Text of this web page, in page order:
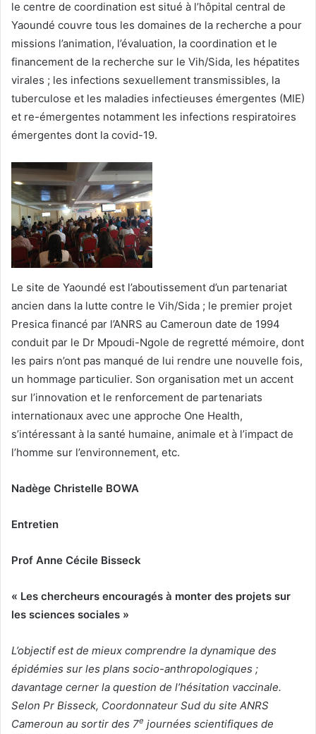
le centre de coordination est situé à l’hôpital central de
Yaoundé couvre tous les domaines de la recherche a pour
missions l’animation, l’évaluation, la coordination et le
financement de la recherche sur le Vih/Sida, les hépatites
virales ; les infections sexuellement transmissibles, la
tuberculose et les maladies infectieuses émergentes (MIE)
et re-émergentes notamment les infections respiratoires
émergentes dont la covid-19.
Le site de Yaoundé est l’aboutissement d’un partenariat
ancien dans la lutte contre le Vih/Sida ; le premier projet
Presica financé par l’ANRS au Cameroun date de 1994
conduit par le Dr Mpoudi-Ngole de regretté mémoire, dont
les pairs n’ont pas manqué de lui rendre une nouvelle fois,
un hommage particulier. Son organisation met un accent
sur l’innovation et le renforcement de partenariats
internationaux avec une approche One Health,
s’intéressant à la santé humaine, animale et à l’impact de
l’homme sur l’environnement, etc.
Nadège Christelle BOWA
Entretien
Prof Anne Cécile Bisseck
« Les chercheurs encouragés à monter des projets sur
les sciences sociales »
L’objectif est de mieux comprendre la dynamique des
épidémies sur les plans socio-anthropologiques ;
davantage cerner la question de l’hésitation vaccinale.
Selon Pr Bisseck, Coordonnateur Sud du site ANRS
Cameroun au sortir des 7e journées scientifiques de